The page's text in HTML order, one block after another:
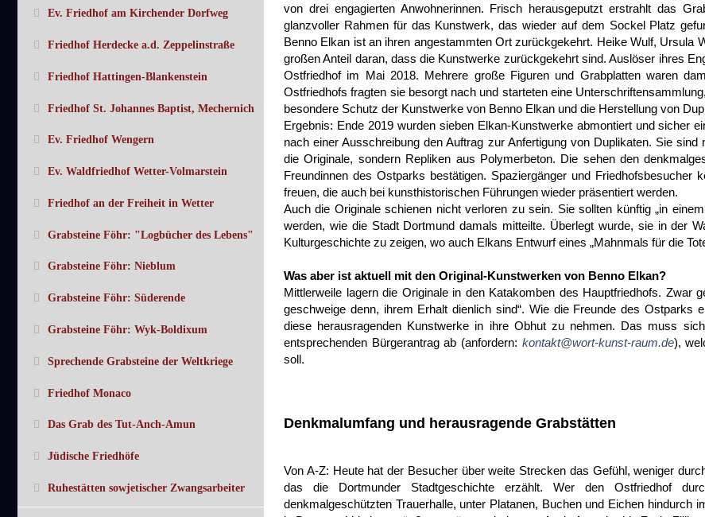
Ev. Friedhof am Kirchender Dorfweg
Friedhof Herdecke a.d. Zeppelinstraße
Friedhof Hattingen-Blankenstein
Friedhof St. Johannes Baptist, Mechernich
Ev. Friedhof Wengern
Ev. Waldfriedhof Wetter-Volmarstein
Friedhof an der Freiheit in Wetter
Grabsteine Föhr: "Logbücher des Lebens"
Grabsteine Föhr: Nieblum
Grabsteine Föhr: Süderende
Grabsteine Föhr: Wyk-Boldixum
Sprechende Grabsteine der Weltkriege
Friedhof Monaco
Das Grab des Tut-Anch-Amun
Jüdische Friedhöfe
Ruhestätten sowjetischer Zwangsarbeiter
von drei engagierten Anwohnerinnen. Frisch herausgeputzt erstrahlt das
glanzvoller Rahmen für das Kunstwerk, das wieder auf dem Sockel Platz
Benno Elkan ist an ihren angestammten Ort zurückgekehrt. Heike Wulf, Ursula
großen Anteil daran, dass die Kunstwerke zurückgekehrt sind. Auslöser ihres
Ostfriedhof im Mai 2018. Mehrere große Figuren und Grabplatten waren
Ostfriedhofs fragten sie besorgt nach und starteten eine
besondere Schutz der Kunstwerke von Benno Elkan und die Herstellung von
Ergebnis: Ende 2019 wurden sieben Elkan-Kunstwerke abmontiert und sicher
nach einer Ausschreibung den Auftrag zur Anfertigung von Duplikaten. Sie
die Originale, sondern Repliken aus Polymerbeton. Die sehen den
Freundinnen des Ostparks bestätigen. Spaziergänger und
freuen, die auch bei kunsthistorischen Führungen wieder präsentiert werden.
Auch die Originale schienen nicht verloren zu sein. Sie sollten künftig „in
werden, wie die Stadt Dortmund damals mitteilte. Überlegt wurde, sie in der
Kulturgeschichte zu zeigen, wo auch Elkans Entwurf eines „Mahnmals für die
Was aber ist aktuell mit den Original-Kunstwerken von Benno Elkan?
Mittlerweile lagern die Originale in den Katakomben des Hauptfriedhofs. Zwar
geschweige denn, ihrem Erhalt dienlich sind“. Wie die Freunde des
diese herausragenden Kunstwerke in ihre Obhut zu nehmen. Das muss
entsprechenden Bürgerantrag ab (anfordern: kontakt@wort-kunst-raum.de),
soll.
Denkmalumfang und herausragende Grabstätten
Von A-Z: Heute hat der Besucher über weite Strecken das Gefühl, weniger
das die Dortmunder Stadtgeschichte erzählt. Wer den Ostfriedhof
denkmalgeschützten Trauerhalle, unter Platanen, Buchen und Eichen hindurch